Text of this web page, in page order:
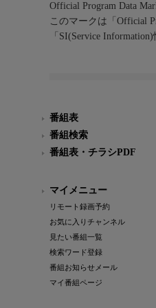
Official Program Data
このマークは「Official
「SI(Service
番組表
番組検索
番組表・チラシPDF
マイメニュー
リモート録画予約
お気に入りチャンネル
見たい番組一覧
検索ワード登録
番組お知らせメール
マイ番組ページ